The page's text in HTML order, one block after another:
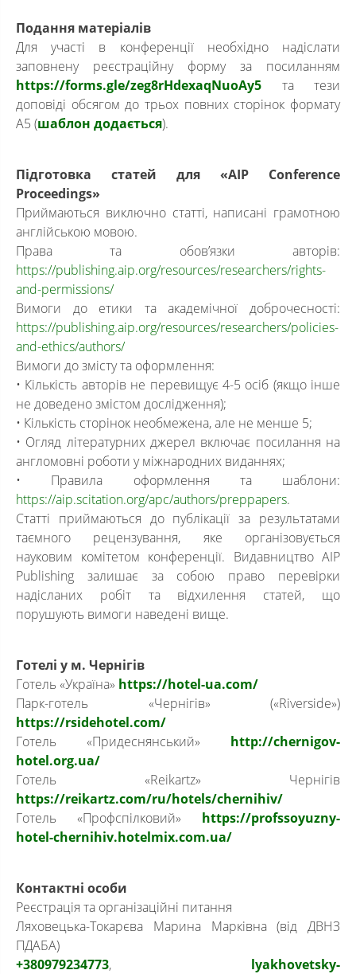
Подання матеріалів
Для участі в конференції необхідно надіслати
заповнену реєстраційну форму за посиланням
https://forms.gle/zeg8rHdexaqNuoAy5 та тези
доповіді обсягом до трьох повних сторінок формату
А5 (шаблон додається).
Підготовка статей для «AIP Conference
Proceedings»
Приймаються виключно статті, написані грамотною
англійською мовою.
Права та обов’язки авторів:
https://publishing.aip.org/resources/researchers/rights-
and-permissions/
Вимоги до етики та академічної доброчесності:
https://publishing.aip.org/resources/researchers/policies-
and-ethics/authors/
Вимоги до змісту та оформлення:
• Кількість авторів не перевищує 4-5 осіб (якщо інше
не доведено змістом дослідження);
• Кількість сторінок необмежена, але не менше 5;
• Огляд літературних джерел включає посилання на
англомовні роботи у міжнародних виданнях;
• Правила оформлення та шаблони:
https://aip.scitation.org/apc/authors/preppapers.
Статті приймаються до публікації за результатами
таємного рецензування, яке організовується
науковим комітетом конференції. Видавництво AIP
Publishing залишає за собою право перевірки
надісланих робіт та відхилення статей, що
порушують вимоги наведені вище.
Готелі у м. Чернігів
Готель «Україна» https://hotel-ua.com/
Парк-готель «Чернігів» («Riverside»)
https://rsidehotel.com/
Готель «Придеснянський» http://chernigov-
hotel.org.ua/
Готель «Reikartz» Чернігів
https://reikartz.com/ru/hotels/chernihiv/
Готель «Профспілковий» https://profssoyuzny-
hotel-chernihiv.hotelmix.com.ua/
Контактні особи
Реєстрація та організаційні питання
Ляховецька-Токарєва Марина Марківна (від ДВНЗ
ПДАБА)
+380979234773, lyakhovetsky-